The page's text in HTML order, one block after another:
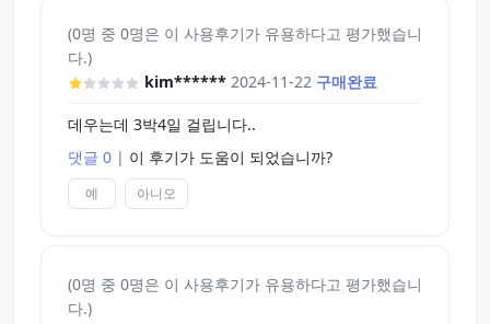
(0명 중 0명은 이 사용후기가 유용하다고 평가했습니
다.)
kim****** 2024-11-22 구매완료
데우는데 3박4일 걸립니다..
댓글 0 | 이 후기가 도움이 되었습니까?
예 아니오
(0명 중 0명은 이 사용후기가 유용하다고 평가했습니
다.)